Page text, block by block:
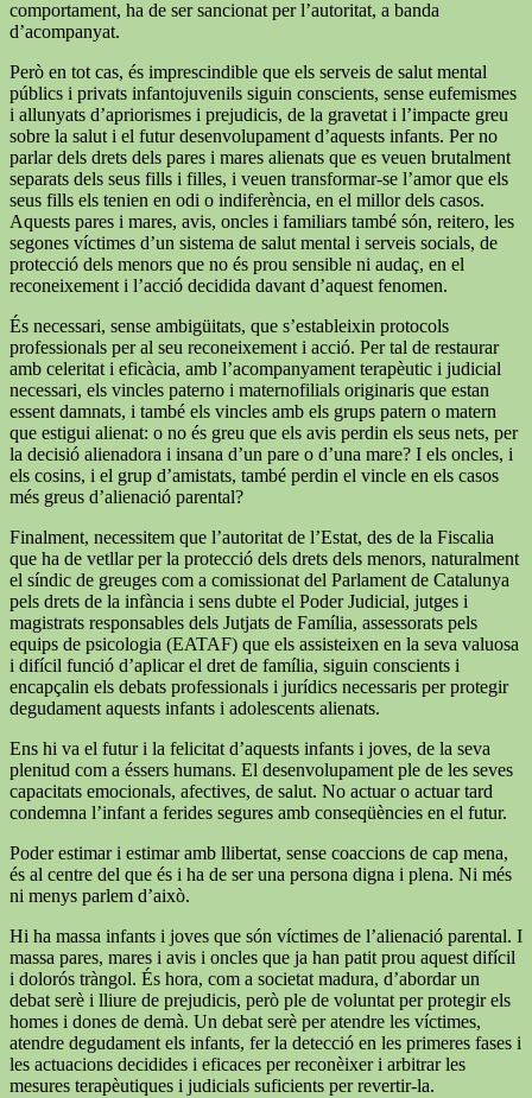
comportament, ha de ser sancionat per l’autoritat, a banda
d’acompanyat.
Però en tot cas, és imprescindible que els serveis de salut mental
públics i privats infantojuvenils siguin conscients, sense eufemismes
i allunyats d’apriorismes i prejudicis, de la gravetat i l’impacte greu
sobre la salut i el futur desenvolupament d’aquests infants. Per no
parlar dels drets dels pares i mares alienats que es veuen brutalment
separats dels seus fills i filles, i veuen transformar-se l’amor que els
seus fills els tenien en odi o indiferència, en el millor dels casos.
Aquests pares i mares, avis, oncles i familiars també són, reitero, les
segones víctimes d’un sistema de salut mental i serveis socials, de
protecció dels menors que no és prou sensible ni audaç, en el
reconeixement i l’acció decidida davant d’aquest fenomen.
És necessari, sense ambigüitats, que s’estableixin protocols
professionals per al seu reconeixement i acció. Per tal de restaurar
amb celeritat i eficàcia, amb l’acompanyament terapèutic i judicial
necessari, els vincles paterno i maternofilials originaris que estan
essent damnats, i també els vincles amb els grups patern o matern
que estigui alienat: o no és greu que els avis perdin els seus nets, per
la decisió alienadora i insana d’un pare o d’una mare? I els oncles, i
els cosins, i el grup d’amistats, també perdin el vincle en els casos
més greus d’alienació parental?
Finalment, necessitem que l’autoritat de l’Estat, des de la Fiscalia
que ha de vetllar per la protecció dels drets dels menors, naturalment
el síndic de greuges com a comissionat del Parlament de Catalunya
pels drets de la infància i sens dubte el Poder Judicial, jutges i
magistrats responsables dels Jutjats de Família, assessorats pels
equips de psicologia (EATAF) que els assisteixen en la seva valuosa
i difícil funció d’aplicar el dret de família, siguin conscients i
encapçalin els debats professionals i jurídics necessaris per protegir
degudament aquests infants i adolescents alienats.
Ens hi va el futur i la felicitat d’aquests infants i joves, de la seva
plenitud com a éssers humans. El desenvolupament ple de les seves
capacitats emocionals, afectives, de salut. No actuar o actuar tard
condemna l’infant a ferides segures amb conseqüències en el futur.
Poder estimar i estimar amb llibertat, sense coaccions de cap mena,
és al centre del que és i ha de ser una persona digna i plena. Ni més
ni menys parlem d’això.
Hi ha massa infants i joves que són víctimes de l’alienació parental. I
massa pares, mares i avis i oncles que ja han patit prou aquest difícil
i dolorós tràngol. És hora, com a societat madura, d’abordar un
debat serè i lliure de prejudicis, però ple de voluntat per protegir els
homes i dones de demà. Un debat serè per atendre les víctimes,
atendre degudament els infants, fer la detecció en les primeres fases i
les actuacions decidides i eficaces per reconèixer i arbitrar les
mesures terapèutiques i judicials suficients per revertir-la.